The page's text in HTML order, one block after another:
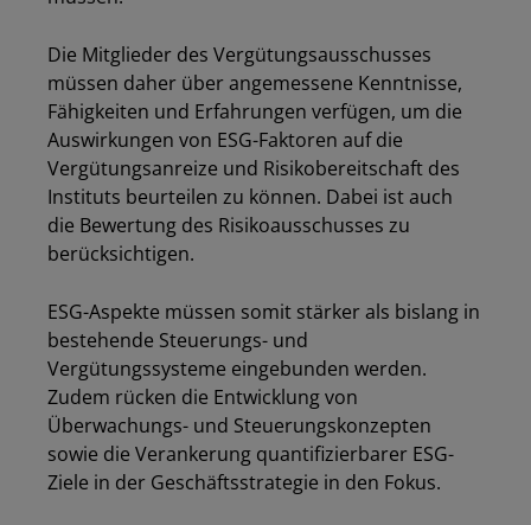
Die Mitglieder des Vergütungsausschusses
müssen daher über angemessene Kenntnisse,
Fähigkeiten und Erfahrungen verfügen, um die
Auswirkungen von ESG-Faktoren auf die
Vergütungsanreize und Risikobereitschaft des
Instituts beurteilen zu können. Dabei ist auch
die Bewertung des Risikoausschusses zu
berücksichtigen.
ESG-Aspekte müssen somit stärker als bislang in
bestehende Steuerungs- und
Vergütungssysteme eingebunden werden.
Zudem rücken die Entwicklung von
Überwachungs- und Steuerungskonzepten
sowie die Verankerung quantifizierbarer ESG-
Ziele in der Geschäftsstrategie in den Fokus.
Los